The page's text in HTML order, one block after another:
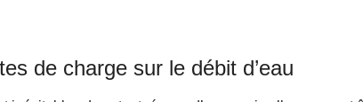
de charge sur le débit d’eau